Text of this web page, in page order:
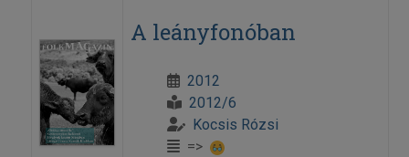
A leányfonóban
2012
2012/6
Kocsis Rózsi
=>